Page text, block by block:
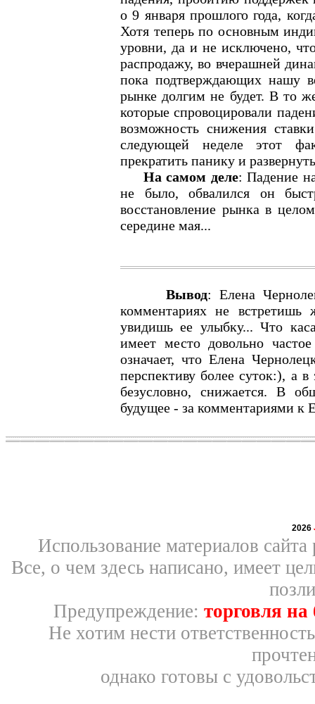
о 9 января прошлого года,
Хотя теперь по основным
уровни, да и не исключено,
распродажу, во вчерашней
пока подтверждающих нашу
рынке долгим не будет. В то
которые спровоцировали
возможность снижения
следующей неделе этот
прекратить панику и
На самом деле: Падение
не было, обвалился он
восстановление рынка в
середине мая...
Вывод: Елена
комментариях не встретишь
увидишь ее улыбку... Что
имеет место довольно
означает, что Елена
перспективу более суток:), а
безусловно, снижается. В
будущее - за комментариями к
2026
Использование материалов
Все, о чем здесь написано, имеет
Предупреждение: торговля
Не хотим нести
однако готовы с